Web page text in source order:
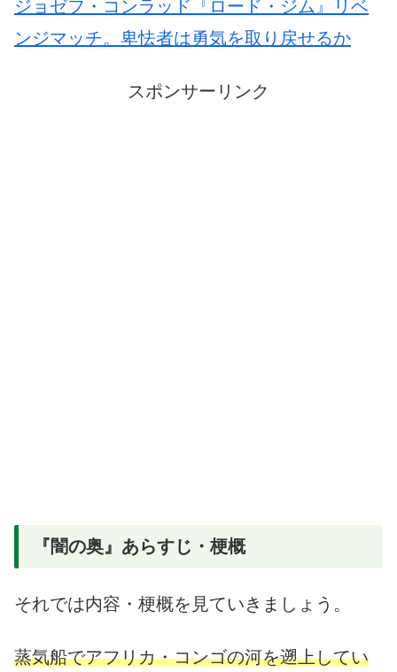
ジョゼフ・コンラッド『ロード・ジム』リベ
ンジマッチ。卑怯者は勇気を取り戻せるか
スポンサーリンク
『闇の奥』あらすじ・梗概
それでは内容・梗概を見ていきましょう。
蒸気船でアフリカ・コンゴの河を遡上してい